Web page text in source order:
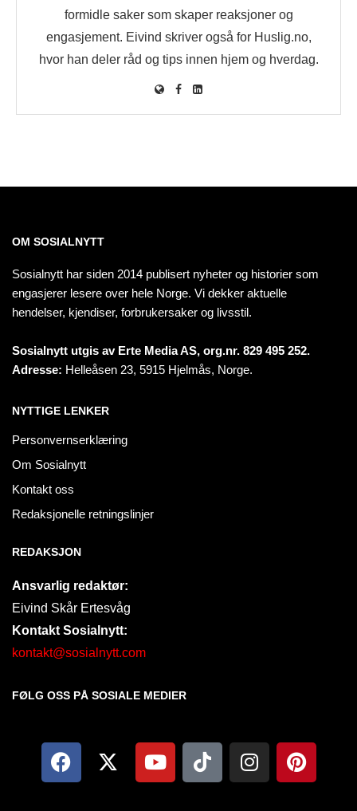
formidle saker som skaper reaksjoner og
engasjement. Eivind skriver også for Huslig.no,
hvor han deler råd og tips innen hjem og hverdag.
OM SOSIALNYTT
Sosialnytt har siden 2014 publisert nyheter og historier som
engasjerer lesere over hele Norge. Vi dekker aktuelle
hendelser, kjendiser, forbrukersaker og livsstil.
Sosialnytt utgis av Erte Media AS, org.nr. 829 495 252.
Adresse: Helleåsen 23, 5915 Hjelmås, Norge.
NYTTIGE LENKER
Personvernserklæring
Om Sosialnytt
Kontakt oss
Redaksjonelle retningslinjer
REDAKSJON
Ansvarlig redaktør:
Eivind Skår Ertesvåg
Kontakt Sosialnytt:
kontakt@sosialnytt.com
FØLG OSS PÅ SOSIALE MEDIER​